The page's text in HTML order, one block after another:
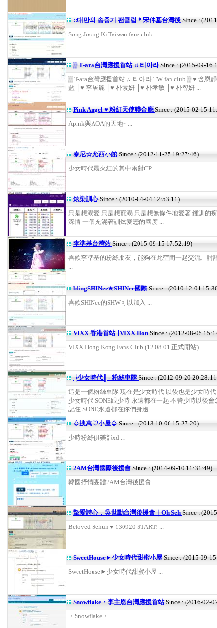
::대만의 송중기 팬클럽＊宋仲基台灣後 Since :
Song Joong Ki Taiwan fans club ...
▒ T-ara台灣應援首站 ♫ 티아라Since : (2015-09-16
▒ T-ara台灣應援首站 ♫ 티아라 TW fan club ▒ ♥ 含恩
藍 │♥ 李居麗 │♥ 朴素妍 │♥ 朴孝敏 │♥ 朴智妍 ...
Pink Angel ♥ 粉紅天使聯合應 Since : (2015-02-15
Apink與AOA的天地~ ...
泰尼☆允西小館 Since : (2012-11-25 19:27:46)
少女時代最火紅的其中兩對CP ...
炫染訓心Since : (2010-04-04 12:53:11)
只是想溺愛 只是想寵溺 只是想無條件地愛著 鍾訓的
深情 一個充滿著訓炫愛戀的國度 ...
李準基台灣站Since : (2015-09-15 17:52:19)
喜歡李準基的粉絲朋友，能夠在此空間一起交流、討
...
blingSHINee★SHINee國際Since : (2010-12-01
喜歡SHINee的SHW可以加入 ...
VIXX 香港首站 ∣ VIXX Hon Since : (2012-08-05
VIXX Hong Kong Fans Club (12.08.01 正式開站) ...
╠少女時代╢ - 粉絲車隊Since : (2012-09-20
這是一個粉絲車隊 現在是少女時代 以後也是少女時
少女時代 SONE跟少時 永遠都在一起 不管少時以後會
記住 SONE永遠都在你們身邊 ...
♤搜萬♡小屋♤ Since : (2013-10-06 15:27:20)
少時粉絲俱樂部xd ...
2AM台灣國際後援會 Since : (2014-09-10 11:31:49)
韓國抒情團體2AM台灣後援會 ...
摯愛詩心．吳世勳台灣後援會｜Oh Seh Since :
Beloved Sehun ♥ 130920 START! ...
SweetHouse►少女時代甜蜜小屋 Since : (2015-09-
SweetHouse►少女時代甜蜜小屋 ...
Snowflake・李主恩台灣應援首站Since : (2016-02-
・Snowflake・ ...